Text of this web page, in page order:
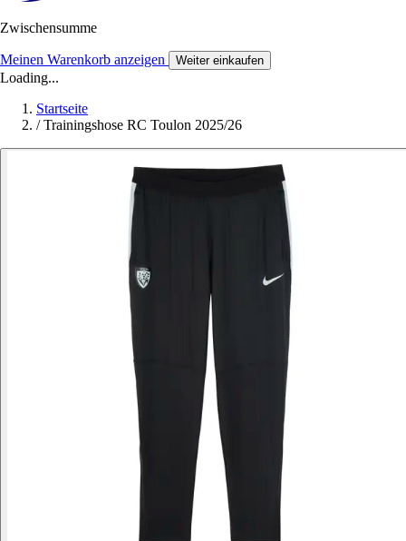
Zwischensumme
Meinen Warenkorb anzeigen Weiter einkaufen
Loading...
Startseite
/ Trainingshose RC Toulon 2025/26